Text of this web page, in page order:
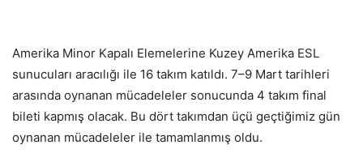
Amerika Minor Kapalı Elemelerine Kuzey Amerika ESL
sunucuları aracılığı ile 16 takım katıldı. 7–9 Mart tarihleri
arasında oynanan mücadeleler sonucunda 4 takım final
bileti kapmış olacak. Bu dört takımdan üçü geçtiğimiz gün
oynanan mücadeleler ile tamamlanmış oldu.